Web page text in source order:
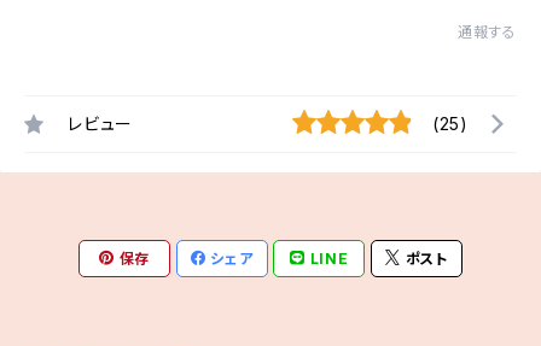
通報する
レビュー (25)
保存 シェア LINE ポスト